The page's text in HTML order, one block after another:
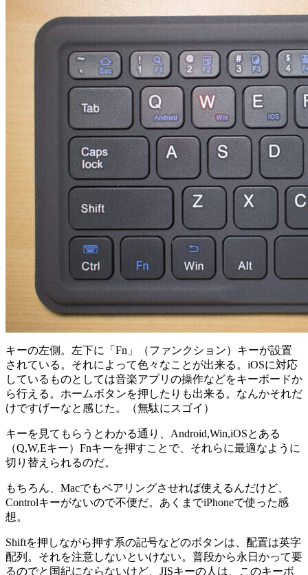
キーの左側。左下に「Fn」（ファンクション）キーが設置
されている。それによって色々なことが出来る。iOSに対応
しているものとしては音楽アプリの操作などをキーボードか
ら行える。ホームボタンを押したりも出来る。なんかそれだ
けですげーなと感じた。（無駄にスゴイ）
キーを見てもらうとわかる通り、Android,Win,iOSとある
（Q,W,Eキー）Fnキーを押すことで、それらに最適なように
切り替えられるのだ。
もちろん、Macでもペアリングさせれば使えるんだけど、
Controlキーがないので不便だ。あくまでiPhoneで使った感
想。
Shiftを押しながら押す系の記号などのボタンは、配置は英字
配列。それを注意しないといけない。普段から永日かって要
るのでと国紀にならないけど、JISキーの人は、このキーボ